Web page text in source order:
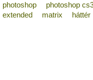
photoshop
photoshop
extended
matrix háttér